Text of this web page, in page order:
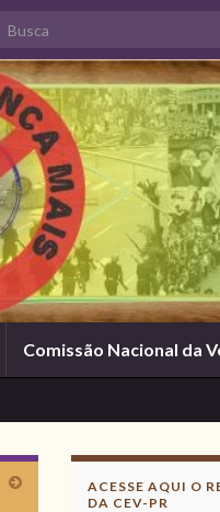
Search for:
Comissão Nacional da
ACESSE AQUI O
DA CEV-PR